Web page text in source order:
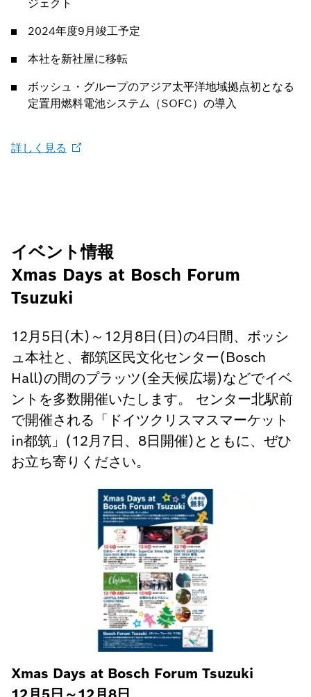
ジェクト
2024年度9月竣工予定
本社を新社屋に移転
ボッシュ・グループのアジア太平洋地域拠点初となる
定置用燃料電池システム（SOFC）の導入
詳しく見る
イベント情報
Xmas Days at Bosch Forum
Tsuzuki
12月5日(木)～12月8日(日)の4日間、ボッシ
ュ本社と、都筑区民文化センター(Bosch
Hall)の間のプラッツ(全天候広場)などでイベ
ントを多数開催いたします。 センター北駅前
で開催される「ドイツクリスマスマーケット
in都筑」(12月7日、8日開催)とともに、ぜひ
お立ち寄りください。
Xmas Days at Bosch Forum Tsuzuki